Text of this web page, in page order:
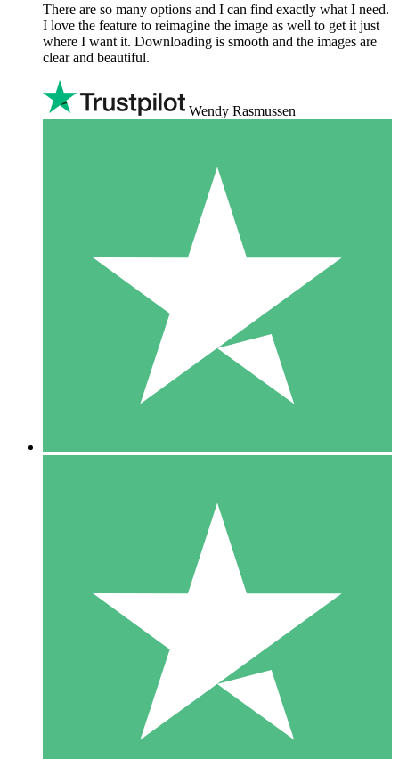
There are so many options and I can find exactly what I need.
I love the feature to reimagine the image as well to get it just
where I want it. Downloading is smooth and the images are
clear and beautiful.
Wendy Rasmussen